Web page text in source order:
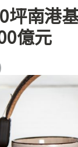
坪南港
億元